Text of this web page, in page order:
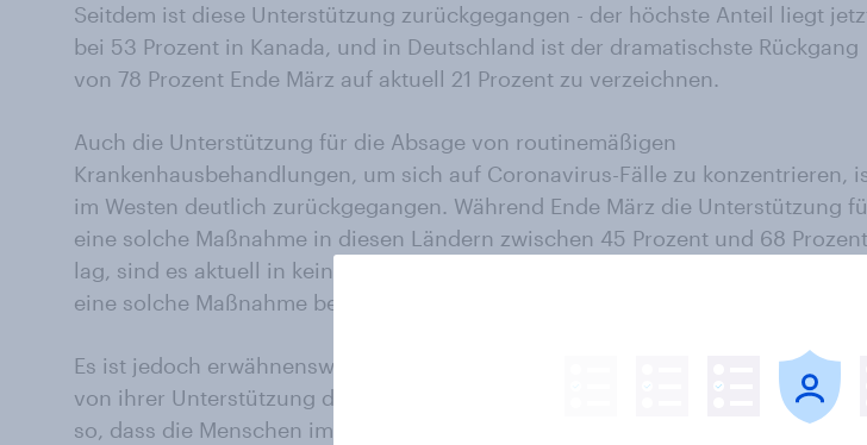
Seitdem ist diese Unterstützung zurückgegangen - der höchste Anteil liegt
bei 53 Prozent in Kanada, und in Deutschland ist der dramatischste Rückgang
von 78 Prozent Ende März auf aktuell 21 Prozent zu verzeichnen.
Auch die Unterstützung für die Absage von routinemäßigen
Krankenhausbehandlungen, um sich auf Coronavirus-Fälle zu konzentrieren,
im Westen deutlich zurückgegangen. Während Ende März die Unterstützung
eine solche Maßnahme in diesen Ländern zwischen 45 Prozent und 68 Prozent
lag, sind es aktuell in keinem der Länder mehr als 19 Prozent der Befragten, die
eine solche Maßnahme befürworten.
Es ist jedoch erwähnenswert, dass Befragte in den asiatischen Ländern weniger
von ihrer Unterstützung der Schutzmaßnahmen abweichen. Tatsächlich ist es
so, dass die Menschen im Osten nach wie vor am ehesten eine Politik zur